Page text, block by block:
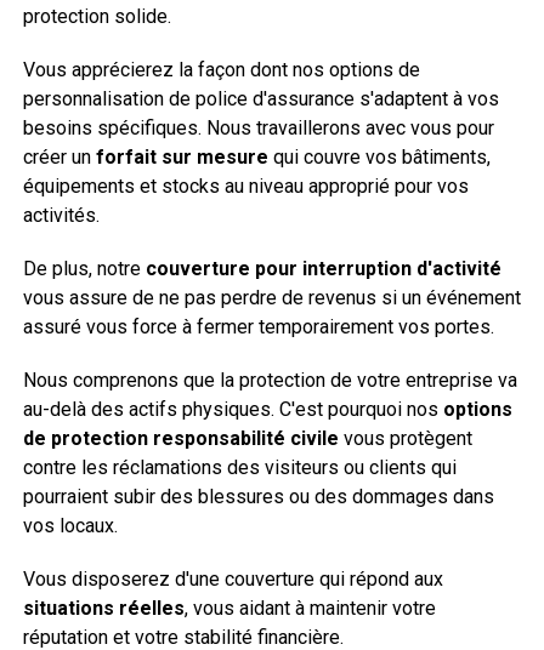
protection solide.
Vous apprécierez la façon dont nos options de
personnalisation de police d'assurance s'adaptent à vos
besoins spécifiques. Nous travaillerons avec vous pour
créer un forfait sur mesure qui couvre vos bâtiments,
équipements et stocks au niveau approprié pour vos
activités.
De plus, notre couverture pour interruption d'activité
vous assure de ne pas perdre de revenus si un événement
assuré vous force à fermer temporairement vos portes.
Nous comprenons que la protection de votre entreprise va
au-delà des actifs physiques. C'est pourquoi nos options
de protection responsabilité civile vous protègent
contre les réclamations des visiteurs ou clients qui
pourraient subir des blessures ou des dommages dans
vos locaux.
Vous disposerez d'une couverture qui répond aux
situations réelles, vous aidant à maintenir votre
réputation et votre stabilité financière.